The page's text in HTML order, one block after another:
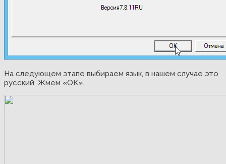
На следующем этапе выбираем язык, в нашем случае это
русский. Жмем «ОК».